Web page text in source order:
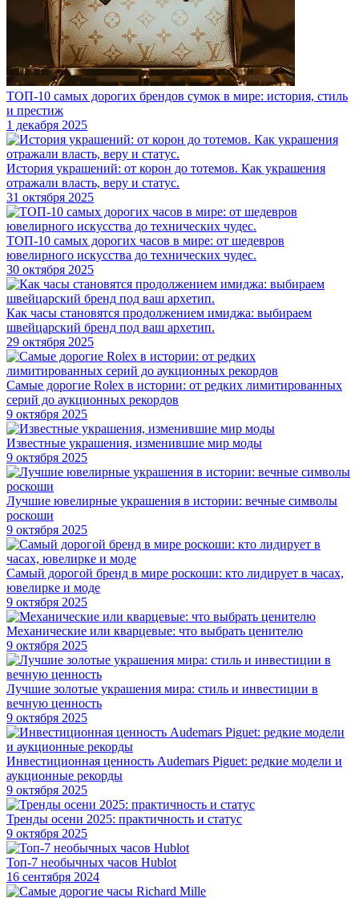
ТОП-10 самых дорогих брендов сумок в мире: история, стиль
и престиж
1 декабря 2025
История украшений: от корон до тотемов. Как украшения
отражали власть, веру и статус.
31 октября 2025
ТОП-10 самых дорогих часов в мире: от шедевров
ювелирного искусства до технических чудес.
30 октября 2025
Как часы становятся продолжением имиджа: выбираем
швейцарский бренд под ваш архетип.
29 октября 2025
Самые дорогие Rolex в истории: от редких лимитированных
серий до аукционных рекордов
9 октября 2025
Известные украшения, изменившие мир моды
9 октября 2025
Лучшие ювелирные украшения в истории: вечные символы
роскоши
9 октября 2025
Самый дорогой бренд в мире роскоши: кто лидирует в часах,
ювелирке и моде
9 октября 2025
Механические или кварцевые: что выбрать ценителю
9 октября 2025
Лучшие золотые украшения мира: стиль и инвестиции в
вечную ценность
9 октября 2025
Инвестиционная ценность Audemars Piguet: редкие модели и
аукционные рекорды
9 октября 2025
Тренды осени 2025: практичность и статус
9 октября 2025
Топ-7 необычных часов Hublot
16 сентября 2024